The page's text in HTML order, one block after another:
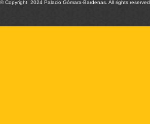
© Copyright 2024 Palacio Gómara-Bardenas. All rights reserved.